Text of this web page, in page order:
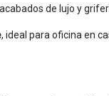
de lujo y
, ideal para oficina en